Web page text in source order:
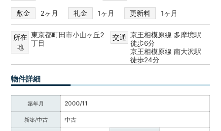
敷金 2ヶ月 礼金 1ヶ月 更新料 1ヶ月
所在
地
東京都町田市小山ヶ丘2
丁目
交通
京王相模原線 多摩境駅
徒歩6分
京王相模原線 南大沢駅
徒歩24分
物件詳細
築年月 2000/11
新築/中古 中古